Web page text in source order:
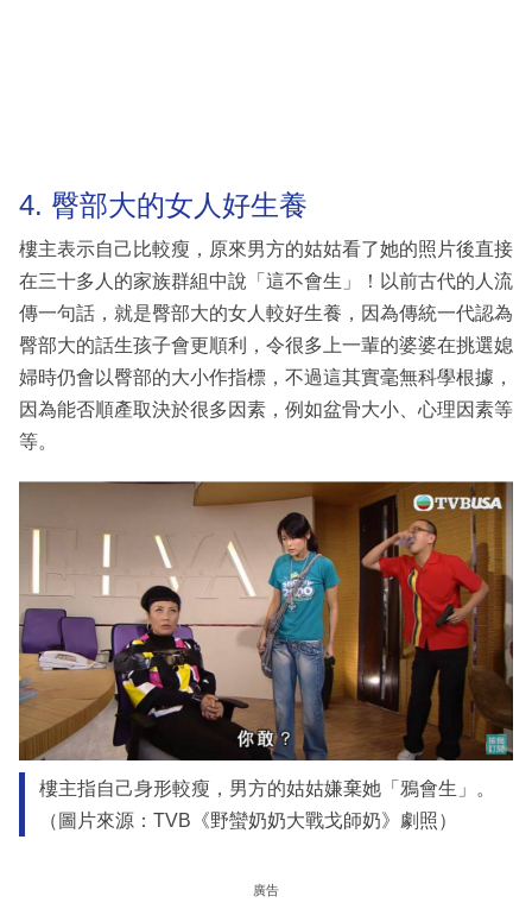
4. 臀部大的女人好生養
樓主表示自己比較瘦，原來男方的姑姑看了她的照片後直接
在三十多人的家族群組中說「這不會生」！以前古代的人流
傳一句話，就是臀部大的女人較好生養，因為傳統一代認為
臀部大的話生孩子會更順利，令很多上一輩的婆婆在挑選媳
婦時仍會以臀部的大小作指標，不過這其實毫無科學根據，
因為能否順產取決於很多因素，例如盆骨大小、心理因素等
等。
樓主指自己身形較瘦，男方的姑姑嫌棄她「鴉會生」。
（圖片來源：TVB《野蠻奶奶大戰戈師奶》劇照）
廣告